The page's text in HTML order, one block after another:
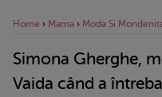
Home › Mama › Moda Si
Simona Gherghe,
Vaida când a